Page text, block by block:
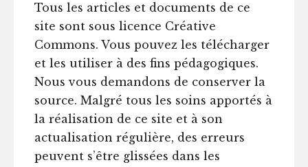
Tous les articles et documents de ce
site sont sous licence Créative
Commons. Vous pouvez les télécharger
et les utiliser à des fins pédagogiques.
Nous vous demandons de conserver la
source. Malgré tous les soins apportés à
la réalisation de ce site et à son
actualisation régulière, des erreurs
peuvent s’être glissées dans les